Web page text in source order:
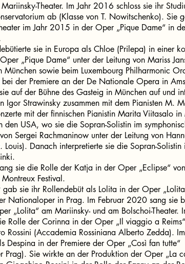
Theater. Im Jahr 2016 schloss sie ihr
ab (Klasse von T. Nowitschenko). Sie
im Jahr 2015 in der Oper „Pique Dame“ in
sie in Europa als Chloe (Prilepa) in einer
„Pique Dame“ unter der Leitung von Mariss
München sowie beim Luxembourg Philharmonic
bei der Premiere an der De Nationale Opera in
auf der Bühne des Gasteig in München auf und
Igor Strawinsky zusammen mit dem Pianisten M.
mit der finnischen Pianistin Marita Viitasalo
den USA, wo sie die Sopran-Solistin im
Sergei Rachmaninow unter der Leitung von
Louis). Danach interpretierte sie die Sopran-
sie die Rolle der Katja in der Oper „Eclipse“
Festival.
sie ihr Rollendebüt als Lolita in der Oper
Nationaloper in Prag. Im Februar 2020 sang sie
„Lolita“ am Mariinsky- und am Bolschoi-Theater.
Rolle der Corinna in der Oper „Il viaggio a
Rossini (Accademia Rossiniana Alberto Zedda).
Despina in der Premiere der Oper „Così fan tutte“
Prag). Sie wirkte an der Produktion der Oper „La